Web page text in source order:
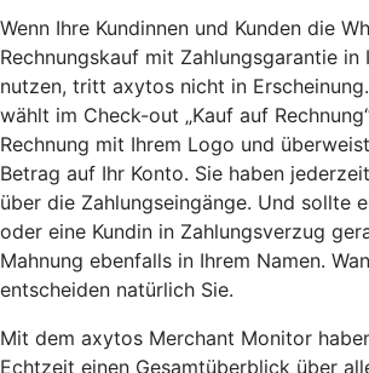
Wenn Ihre Kundinnen und Kunden die
Rechnungskauf mit Zahlungsgarantie in
nutzen, tritt axytos nicht in
wählt im Check-out „Kauf auf
Rechnung mit Ihrem Logo und
Betrag auf Ihr Konto. Sie haben
über die Zahlungseingänge. Und sollte
oder eine Kundin in Zahlungsverzug
Mahnung ebenfalls in Ihrem Namen.
entscheiden natürlich Sie.
Mit dem axytos Merchant Monitor
Echtzeit einen Gesamtüberblick über